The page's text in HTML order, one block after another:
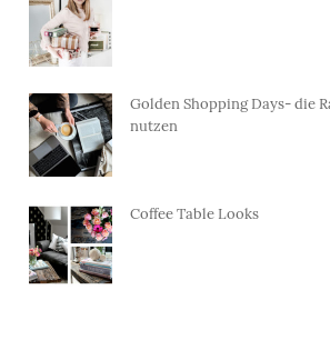
Golden Shopping Days- die
nutzen
Coffee Table Looks